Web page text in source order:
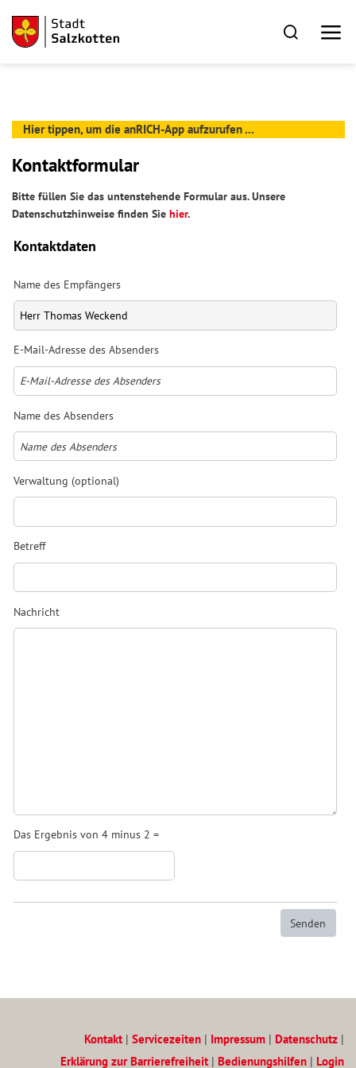
Hier tippen, um die anRICH-App aufzurufen ...
Kontaktformular
Bitte füllen Sie das untenstehende Formular aus. Unsere
Datenschutzhinweise finden Sie hier.
Kontaktdaten
Name des Empfängers
E-Mail-Adresse des Absenders
Name des Absenders
Verwaltung (optional)
Betreff
Nachricht
Das Ergebnis von 4 minus 2 =
Kontakt | Servicezeiten | Impressum | Datenschutz |
Erklärung zur Barrierefreiheit | Bedienungshilfen | Login